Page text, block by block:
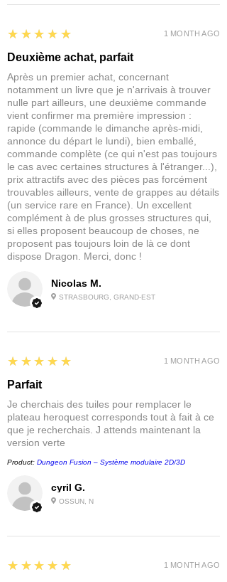
Nicolas M.
STRASBOURG, GRAND-EST
5
★★★★★
Deuxième achat, parfait
Après un premier achat, concernant
notamment un livre que je n'arrivais à trouver
nulle part ailleurs, une deuxième commande
vient confirmer ma première impression :
rapide (commande le dimanche après-midi,
annonce du départ le lundi), bien emballé,
commande complète (ce qui n'est pas toujours
le cas avec certaines structures à l'étranger...),
prix attractifs avec des pièces pas forcément
trouvables ailleurs, vente de grappes au détails
(un service rare en France). Un excellent
complément à de plus grosses structures qui,
si elles proposent beaucoup de choses, ne
proposent pas toujours loin de là ce dont
dispose Dragon. Merci, donc !
1 MONTH AGO
cyril G.
OSSUN, N
5
★★★★★
Parfait
Je cherchais des tuiles pour remplacer le
plateau heroquest corresponds tout à fait à ce
que je recherchais. J attends maintenant la
version verte
Product: Dungeon Fusion – Système modulaire 2D/3D
1 MONTH AGO
5
★★★★★ 1 MONTH AGO